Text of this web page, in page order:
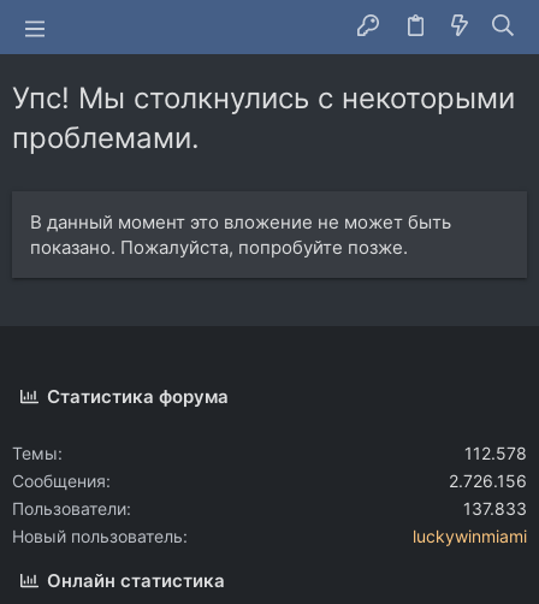
Упс! Мы столкнулись с некоторыми
проблемами.
В данный момент это вложение не может быть
показано. Пожалуйста, попробуйте позже.
Статистика форума
Темы
112.578
Сообщения
2.726.156
Пользователи
137.833
Новый пользователь
luckywinmiami
Онлайн статистика